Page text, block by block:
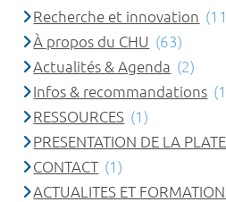
Recherche et innovation
À propos du CHU (63)
Actualités & Agenda (2)
Infos & recommandations
RESSOURCES (1)
PRESENTATION DE LA
CONTACT (1)
ACTUALITES ET